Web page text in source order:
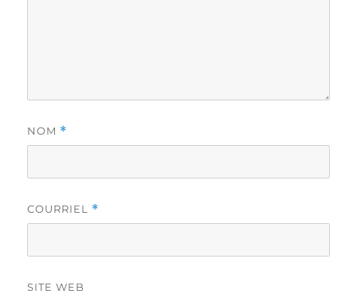
NOM *
COURRIEL *
SITE WEB